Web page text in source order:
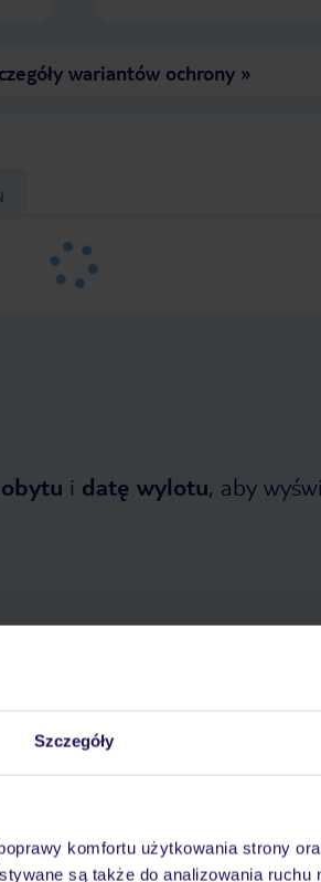
Szczegóły
komfortu użytkowania strony
są także do analizowania ruchu
wariantów ochrony»
i datę wylotu, aby
warto wybrać TUI?
Tylko u nas opieka na